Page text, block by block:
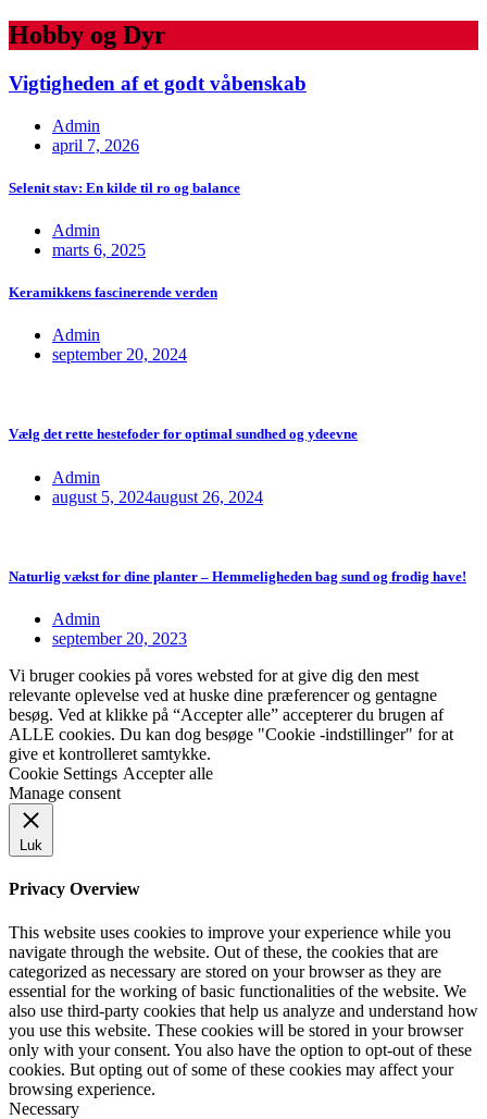
Hobby og Dyr
Vigtigheden af et godt våbenskab
Admin
april 7, 2026
Selenit stav: En kilde til ro og balance
Admin
marts 6, 2025
Keramikkens fascinerende verden
Admin
september 20, 2024
Vælg det rette hestefoder for optimal sundhed og ydeevne
Admin
august 5, 2024august 26, 2024
Naturlig vækst for dine planter – Hemmeligheden bag sund og frodig have!
Admin
september 20, 2023
Vi bruger cookies på vores websted for at give dig den mest
relevante oplevelse ved at huske dine præferencer og gentagne
besøg. Ved at klikke på “Accepter alle” accepterer du brugen af
ALLE cookies. Du kan dog besøge "Cookie -indstillinger" for at
give et kontrolleret samtykke.
Cookie Settings Accepter alle
Manage consent
Luk
Privacy Overview
This website uses cookies to improve your experience while you
navigate through the website. Out of these, the cookies that are
categorized as necessary are stored on your browser as they are
essential for the working of basic functionalities of the website. We
also use third-party cookies that help us analyze and understand how
you use this website. These cookies will be stored in your browser
only with your consent. You also have the option to opt-out of these
cookies. But opting out of some of these cookies may affect your
browsing experience.
Necessary